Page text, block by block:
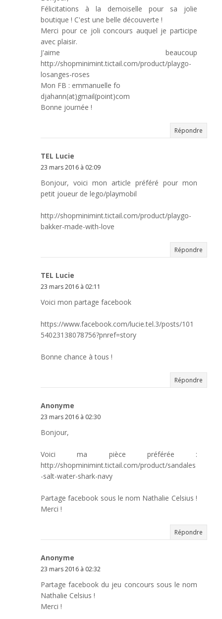
Félicitations à la demoiselle pour sa jolie
boutique ! C'est une belle découverte !
Merci pour ce joli concours auquel je participe
avec plaisir.
J'aime beaucoup
http://shopminimint.tictail.com/product/playgo-
losanges-roses
Mon FB : emmanuelle fo
djahann(at)gmail(point)com
Bonne journée !
Répondre
TEL Lucie
23 mars 2016 à 02:09
Bonjour, voici mon article préféré pour mon
petit joueur de lego/playmobil
http://shopminimint.tictail.com/product/playgo-
bakker-made-with-love
Répondre
TEL Lucie
23 mars 2016 à 02:11
Voici mon partage facebook
https://www.facebook.com/lucie.tel.3/posts/101
54023138078756?pnref=story
Bonne chance à tous !
Répondre
Anonyme
23 mars 2016 à 02:30
Bonjour,
Voici ma pièce préférée :
http://shopminimint.tictail.com/product/sandales
-salt-water-shark-navy
Partage facebook sous le nom Nathalie Celsius !
Merci !
Répondre
Anonyme
23 mars 2016 à 02:32
Partage facebook du jeu concours sous le nom
Nathalie Celsius !
Merci !